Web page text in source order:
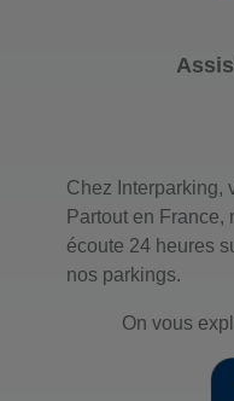
Chez Interparking,
Partout en France,
écoute 24 heures
nos parkings.
On vous